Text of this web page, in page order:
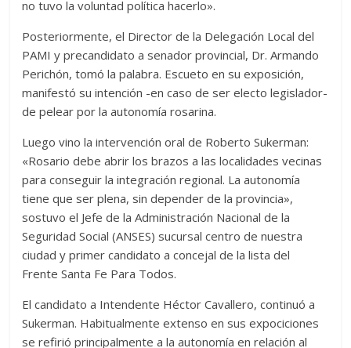
no tuvo la voluntad política hacerlo».
Posteriormente, el Director de la Delegación Local del
PAMI y precandidato a senador provincial, Dr. Armando
Perichón, tomó la palabra. Escueto en su exposición,
manifestó su intención -en caso de ser electo legislador-
de pelear por la autonomía rosarina.
Luego vino la intervención oral de Roberto Sukerman:
«Rosario debe abrir los brazos a las localidades vecinas
para conseguir la integración regional. La autonomía
tiene que ser plena, sin depender de la provincia»,
sostuvo el Jefe de la Administración Nacional de la
Seguridad Social (ANSES) sucursal centro de nuestra
ciudad y primer candidato a concejal de la lista del
Frente Santa Fe Para Todos.
El candidato a Intendente Héctor Cavallero, continuó a
Sukerman. Habitualmente extenso en sus expociciones
se refirió principalmente a la autonomía en relación al